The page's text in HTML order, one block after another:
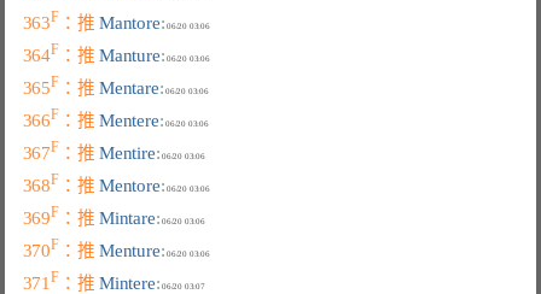
363F ：推 Mantore: 06/20 03:06
364F ：推 Manture: 06/20 03:06
365F ：推 Mentare: 06/20 03:06
366F ：推 Mentere: 06/20 03:06
367F ：推 Mentire: 06/20 03:06
368F ：推 Mentore: 06/20 03:06
369F ：推 Mintare: 06/20 03:06
370F ：推 Menture: 06/20 03:06
371 F ：推 Mintere: 06/20 03:07